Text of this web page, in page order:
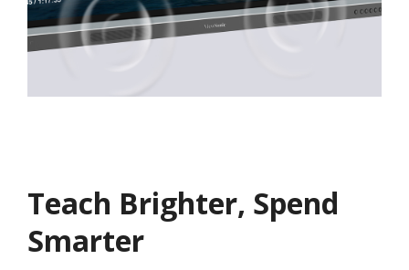
Teach Brighter, Spend
Smarter